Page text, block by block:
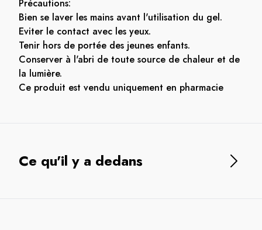
Précautions:
Bien se laver les mains avant l'utilisation du gel.
Eviter le contact avec les yeux.
Tenir hors de portée des jeunes enfants.
Conserver à l'abri de toute source de chaleur et de
la lumière.
Ce produit est vendu uniquement en pharmacie
Ce qu'il y a dedans